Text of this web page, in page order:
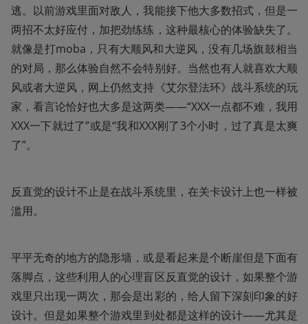
逃。以前游戏里面对敌人，我能接下他大多数招式，但是一
两招不太好应付，加把劲练练，这种最核心的体验缺失了。
就像是打moba，只有大顺风和大逆风，没有几场旗鼓相当
的对局，那么体验自然不会特别好。当然也有人就喜欢大顺
风或者大逆风，网上仍然支持《艾尔登法环》战斗系统的玩
家，看言论恰好也大多是这两类——“XXX一点都不难，我用
XXX一下就过了”或是“我和XXX刚了3个小时，过了真是太爽
了”。
反直觉的设计不止是在战斗系统里，在关卡设计上也一样被
滥用。
平平无奇的地方的隐形墙，或是看起来是个断崖但是下面有
落脚点，这些利用人的心理盲区反直觉的设计，如果整个游
戏里只出现一两次，那会是出彩的，给人留下深刻印象的好
设计。但是如果整个游戏里到处都是这样的设计——尤其是